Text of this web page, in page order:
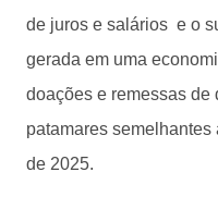
de juros e salários e o
gerada em uma
doações e remessas
patamares
de 2025.